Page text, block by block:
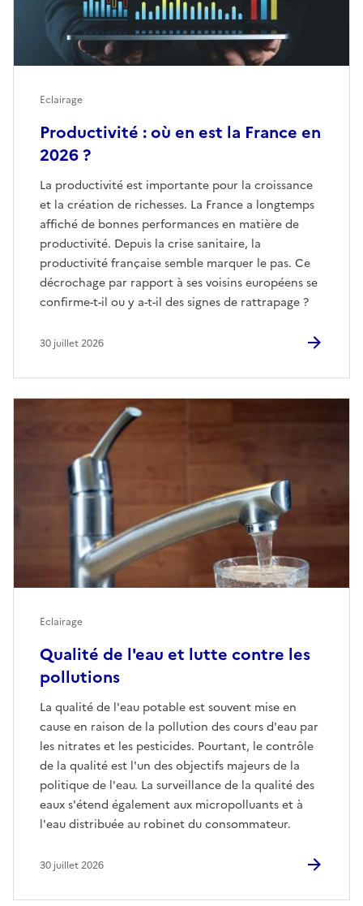
Productivité : où en est la France en
2026 ?
La productivité est importante pour la croissance
et la création de richesses. La France a longtemps
affiché de bonnes performances en matière de
productivité. Depuis la crise sanitaire, la
productivité française semble marquer le pas. Ce
décrochage par rapport à ses voisins européens se
confirme-t-il ou y a-t-il des signes de rattrapage ?
Eclairage
30 juillet 2026
Qualité de l'eau et lutte contre les
pollutions
La qualité de l'eau potable est souvent mise en
cause en raison de la pollution des cours d'eau par
les nitrates et les pesticides. Pourtant, le contrôle
de la qualité est l'un des objectifs majeurs de la
politique de l'eau. La surveillance de la qualité des
eaux s'étend également aux micropolluants et à
l'eau distribuée au robinet du consommateur.
Eclairage
30 juillet 2026